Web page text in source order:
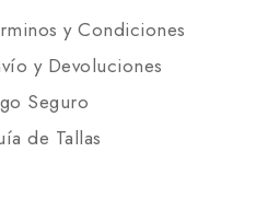
y Condiciones
y Devoluciones
Seguro
de Tallas